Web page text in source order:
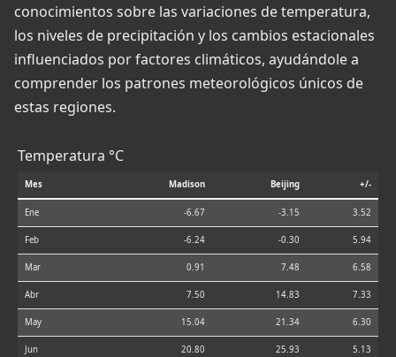
conocimientos sobre las variaciones de temperatura,
los niveles de precipitación y los cambios estacionales
influenciados por factores climáticos, ayudándole a
comprender los patrones meteorológicos únicos de
estas regiones.
Temperatura °C
Mes Madison Beijing +/-
Ene -6.67 -3.15 3.52
Feb -6.24 -0.30 5.94
Mar 0.91 7.48 6.58
Abr 7.50 14.83 7.33
May 15.04 21.34 6.30
Jun 20.80 25.93 5.13